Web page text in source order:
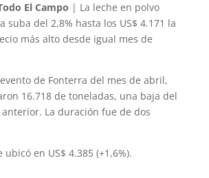
El Campo | La leche en polvo
suba del 2,8% hasta los US$ 4.171 la
más alto desde igual mes de
de Fonterra del mes de abril,
16.718 de toneladas, una baja del
anterior. La duración fue de dos
ubicó en US$ 4.385 (+1,6%).